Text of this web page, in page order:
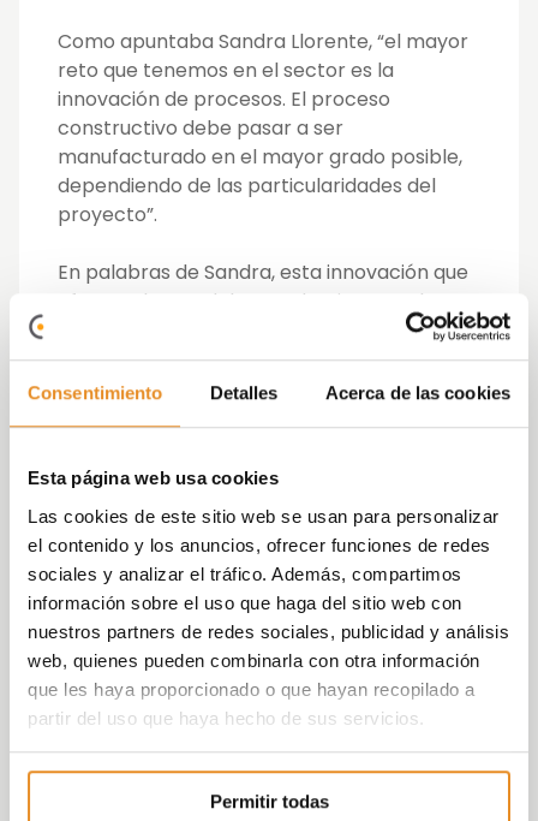
Consentimiento Detalles Acerca de las cookies
Esta página web usa cookies
Las cookies de este sitio web se usan para personalizar
el contenido y los anuncios, ofrecer funciones de redes
sociales y analizar el tráfico. Además, compartimos
información sobre el uso que haga del sitio web con
nuestros partners de redes sociales, publicidad y análisis
web, quienes pueden combinarla con otra información
que les haya proporcionado o que hayan recopilado a
partir del uso que haya hecho de sus servicios.
Permitir todas
Como apuntaba Sandra Llorente, “el mayor
reto que tenemos en el sector es la
innovación de procesos. El proceso
constructivo debe pasar a ser
manufacturado en el mayor grado posible,
dependiendo de las particularidades del
proyecto”.
En palabras de Sandra, esta innovación que
afecta a los modelos productivos en el
sector inmobiliario está directamente
relacionada con el capital intangible de las
grandes compañías, que deben dedicar
otras empresas, si no de apostar por la
innovación dentro de la empresa. Solo de
esta forma se generará valor y será
rentable a largo plazo.
En 2012 Vía Célere creó la división de
sistemas industrializados, donde se estudian
y verifican los sistemas existentes, así como
las necesidades del mundo promotor. Pero
no es hasta 2014 cuando la promotora crea
industrializados, fabricando baños y cocinas